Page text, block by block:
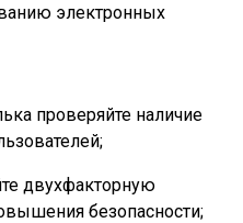
электронных
проверяйте наличие
двухфакторную
безопасности;